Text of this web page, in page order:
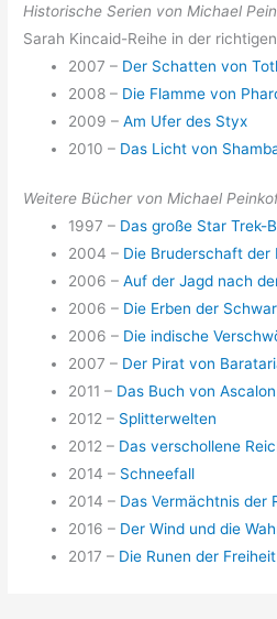
Historische Serien von Michael
Sarah Kincaid-Reihe in der
2007 – Der Schatten von
2008 – Die Flamme von
2009 –Am Ufer des Styx
2010 – Das Licht von
Weitere Bücher von Michael
1997 – Das große Star Trek-
2004 – Die Bruderschaft der
2006 –Auf der Jagd nach
2006 – Die Erben der
2006 – Die indische
2007 – Der Pirat von
2011 – Das Buch von Ascalon
2012 – Splitterwelten
2012 – Das verschollene
2014 – Schneefall
2014 – Das Vermächtnis der
2016 – Der Wind und die
2017 – Die Runen der Freiheit